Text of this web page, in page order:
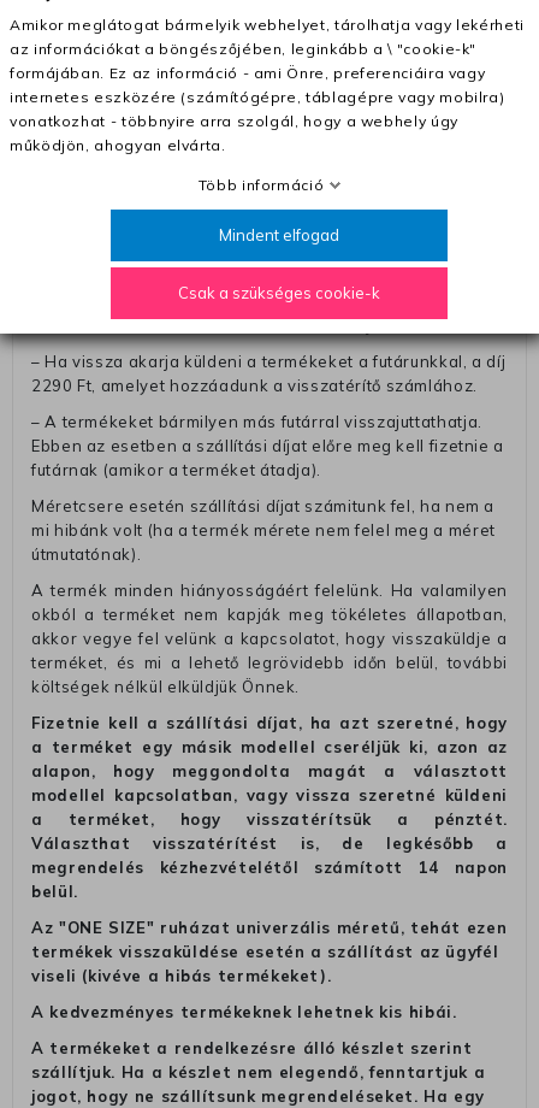
– A kapott termék cseréjéért 3780 Ft szállítási díjat
számolunk fel (oda -vissza út)
Pénzvisszatérítés:
A pénz visszatérítéséhez küldjük a futárt, hogy vegye át
Öntől a terméket/termékeket, vagy más futárral is
elküldheti. Olyan utávéttel küldött csomagot, melyne
csomagba kérjük, hogy a visszaküldés könnyebb
egyszerűsítése érdekében kérjük, hogy erre a jegyre írja
rá a számla IBAN-számát és a számlatulajdonos nevét.
– Ha vissza akarja küldeni a termékeket a futárunkkal, a díj
2290 Ft, amelyet hozzáadunk a visszatérítő számlához.
– A termékeket bármilyen más futárral visszajuttathatja.
Ebben az esetben a szállítási díjat előre meg kell fizetnie a
futárnak (amikor a terméket átadja).
Méretcsere esetén szállítási díjat számitunk fel, ha nem a
mi hibánk volt (ha a termék mérete nem felel meg a méret
útmutatónak).
A termék minden hiányosságáért felelünk. Ha valamilyen
okból a terméket nem kapják meg tökéletes állapotban,
akkor vegye fel velünk a kapcsolatot, hogy visszaküldje a
terméket, és mi a lehető legrövidebb időn belül, további
költségek nélkül elküldjük Önnek.
Fizetnie kell a szállítási díjat, ha azt szeretné, hogy
a terméket egy másik modellel cseréljük ki, azon az
alapon, hogy meggondolta magát a választott
modellel kapcsolatban, vagy vissza szeretné küldeni
a terméket, hogy visszatérítsük a pénztét.
Választhat visszatérítést is, de legkésőbb a
megrendelés kézhezvételétől számított 14 napon
belül.
Az "ONE SIZE" ruházat univerzális méretű, tehát ezen
termékek visszaküldése esetén a szállítást az ügyfél
viseli (kivéve a hibás termékeket).
A kedvezményes termékeknek lehetnek kis hibái.
A termékeket a rendelkezésre álló készlet szerint
szállítjuk. Ha a készlet nem elegendő, fenntartjuk a
jogot, hogy ne szállítsunk megrendeléseket. Ha egy
Amikor meglátogat bármelyik webhelyet, tárolhatja vagy lekérheti
az információkat a böngészőjében, leginkább a \ "cookie-k"
formájában. Ez az információ - ami Önre, preferenciáira vagy
internetes eszközére (számítógépre, táblagépre vagy mobilra)
vonatkozhat - többnyire arra szolgál, hogy a webhely úgy
működjön, ahogyan elvárta.
Több információ
Mindent elfogad
Csak a szükséges cookie-k